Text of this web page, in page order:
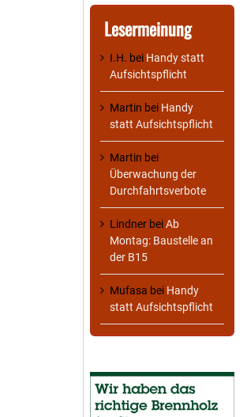
Lesermeinung
I.H. bei Handy statt
Aufsichtspflicht
Martin bei Handy
statt Aufsichtspflicht
Martin bei
Überwachung der
Durchfahrtsverbote
Lindner beiAb
Montag: Baustelle an
der B15
Mufasa bei Handy
statt Aufsichtspflicht